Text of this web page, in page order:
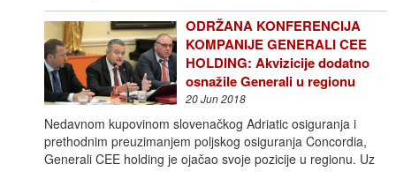
ODRŽANA KONFERENCIJA
KOMPANIJE GENERALI CEE
HOLDING: Akvizicije dodatno
osnažile Generali u regionu
20 Jun 2018
Nedavnom kupovinom slovenačkog Adriatic osiguranja i
prethodnim preuzimanjem poljskog osiguranja Concordia,
Generali CEE holding je ojačao svoje pozicije u regionu. Uz